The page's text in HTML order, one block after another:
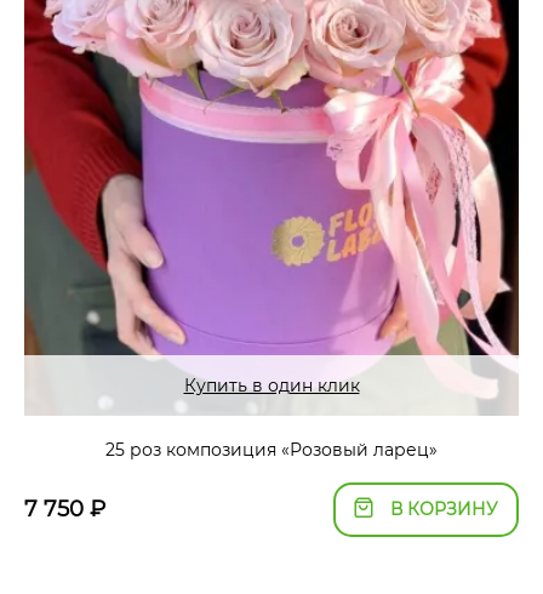
Купить в один клик
25 роз композиция «Розовый ларец»
7 750 ₽ В КОРЗИНУ